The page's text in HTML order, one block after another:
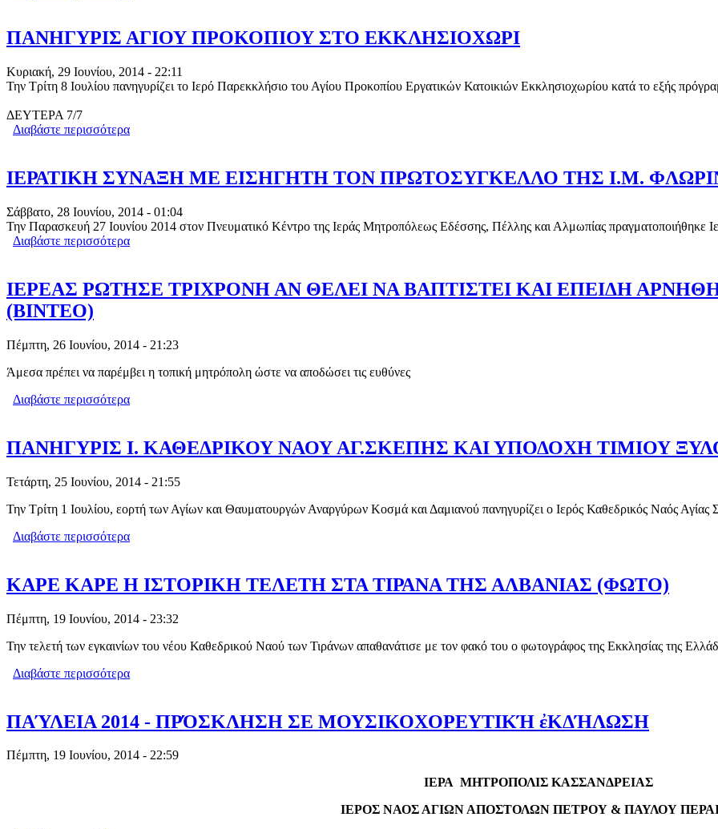
ΠΑΝΗΓΥΡΙΣ ΑΓΙΟΥ ΠΡΟΚΟΠΙΟΥ ΣΤΟ ΕΚΚΛΗΣΙΟΧΩΡΙ
Κυριακή, 29 Ιουνίου, 2014 - 22:11
Την Τρίτη 8 Ιουλίου πανηγυρίζει το Ιερό Παρεκκλήσιο του Αγίου Προκοπίου Εργατικών Κατοικιών Εκκλησιοχωρίου κατά το εξής
ΔΕΥΤΕΡΑ 7/7
Διαβάστε περισσότερα
ΙΕΡΑΤΙΚΗ ΣΥΝΑΞΗ ΜΕ ΕΙΣΗΓΗΤΗ ΤΟΝ ΠΡΩΤΟΣΥΓΚΕΛΛΟ ΤΗΣ Ι.Μ.
Σάββατο, 28 Ιουνίου, 2014 - 01:04
Την Παρασκευή 27 Ιουνίου 2014 στον Πνευματικό Κέντρο της Ιεράς Μητροπόλεως Εδέσσης, Πέλλης και Αλμωπίας πραγματοποιήθηκε
Διαβάστε περισσότερα
ΙΕΡΕΑΣ ΡΩΤΗΣΕ ΤΡΙΧΡΟΝΗ ΑΝ ΘΕΛΕΙ ΝΑ ΒΑΠΤΙΣΤΕΙ ΚΑΙ ΕΠΕΙΔΗ
(BINTEO)
Πέμπτη, 26 Ιουνίου, 2014 - 21:23
Άμεσα πρέπει να παρέμβει η τοπική μητρόπολη ώστε να αποδώσει τις ευθύνες
Διαβάστε περισσότερα
ΠΑΝΗΓΥΡΙΣ Ι. ΚΑΘΕΔΡΙΚΟΥ ΝΑΟΥ ΑΓ.ΣΚΕΠΗΣ ΚΑΙ ΥΠΟΔΟΧΗ ΤΙΜΙΟΥ
Τετάρτη, 25 Ιουνίου, 2014 - 21:55
Την Τρίτη 1 Ιουλίου, εορτή των Αγίων και Θαυματουργών Αναργύρων Κοσμά και Δαμιανού πανηγυρίζει ο Ιερός Καθεδρικός Ναός Αγίας
Διαβάστε περισσότερα
ΚΑΡΕ ΚΑΡΕ Η ΙΣΤΟΡΙΚΗ ΤΕΛΕΤΗ ΣΤΑ ΤΙΡΑΝΑ ΤΗΣ ΑΛΒΑΝΙΑΣ (ΦΩΤΟ)
Πέμπτη, 19 Ιουνίου, 2014 - 23:32
Την τελετή των εγκαινίων του νέου Καθεδρικού Ναού των Τιράνων απαθανάτισε με τον φακό του ο φωτογράφος της Εκκλησίας της
Διαβάστε περισσότερα
ΠΑΎΛΕΙΑ 2014 - ΠΡΌΣΚΛΗΣΗ ΣΕ ΜΟΥΣΙΚΟΧΟΡΕΥΤΙΚΉ ἐΚΔΉΛΩΣΗ
Πέμπτη, 19 Ιουνίου, 2014 - 22:59
ΙΕΡΑ ΜΗΤΡΟΠΟΛΙΣ ΚΑΣΣΑΝΔΡΕΙΑΣ
ΙΕΡΟΣ ΝΑΟΣ ΑΓΙΩΝ ΑΠΟΣΤΟΛΩΝ ΠΕΤΡΟΥ & ΠΑΥΛΟΥ